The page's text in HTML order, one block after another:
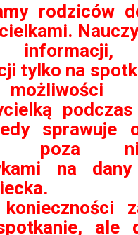
rodziców
tylko na
sprawuje
poza
na
.
ale